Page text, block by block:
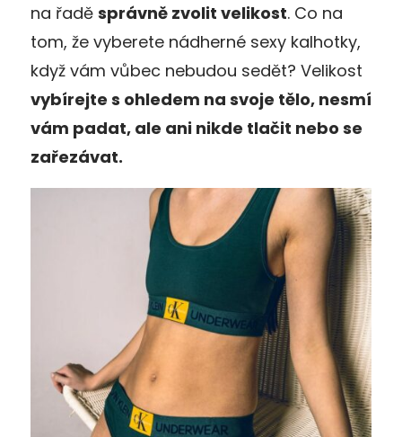
na řadě správně zvolit velikost. Co na
tom, že vyberete nádherné sexy kalhotky,
když vám vůbec nebudou sedět? Velikost
vybírejte s ohledem na svoje tělo, nesmí
vám padat, ale ani nikde tlačit nebo se
zařezávat.